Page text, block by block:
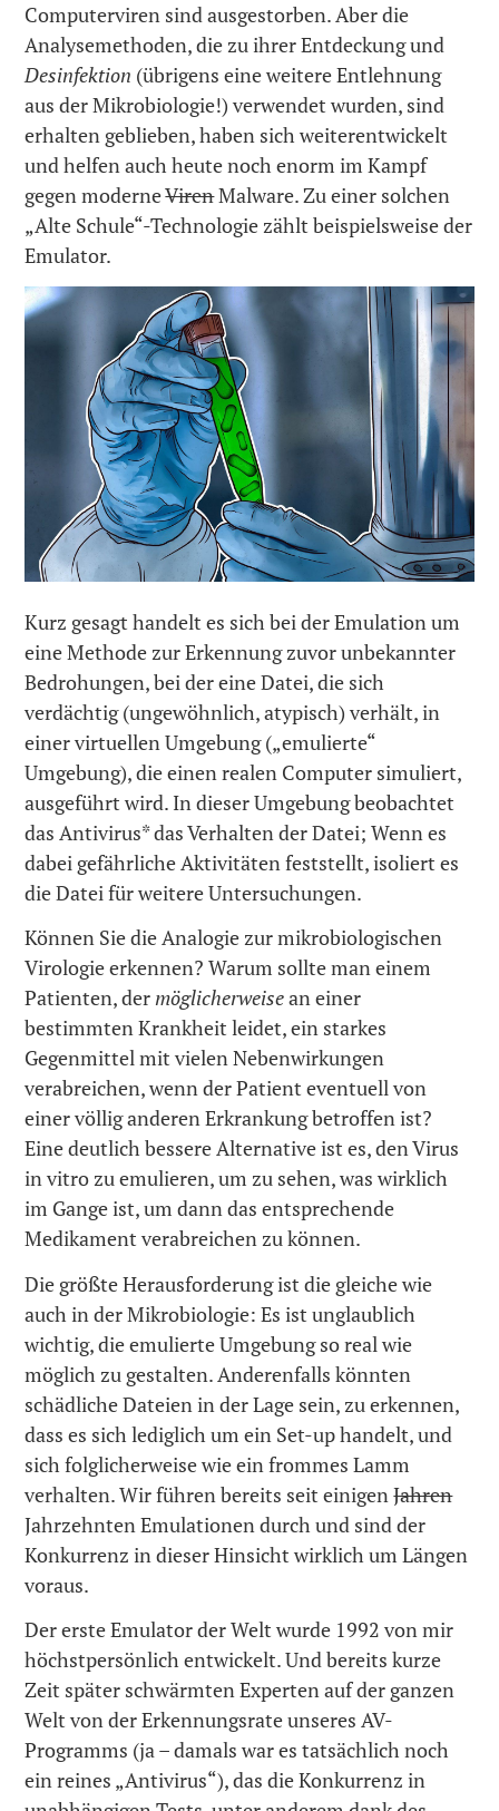
Computerviren sind ausgestorben. Aber die
Analysemethoden, die zu ihrer Entdeckung und
Desinfektion (übrigens eine weitere Entlehnung
aus der Mikrobiologie!) verwendet wurden, sind
erhalten geblieben, haben sich weiterentwickelt
und helfen auch heute noch enorm im Kampf
gegen moderneVirenMalware. Zu einer solchen
„Alte Schule“-Technologie zählt beispielsweise der
Emulator.
Kurz gesagt handelt es sich bei der Emulation um
eine Methode zur Erkennung zuvor unbekannter
Bedrohungen, bei der eine Datei, die sich
verdächtig (ungewöhnlich, atypisch) verhält, in
einer virtuellen Umgebung („emulierte“
Umgebung), die einen realen Computer simuliert,
ausgeführt wird. In dieser Umgebung beobachtet
das Antivirus* das Verhalten der Datei; Wenn es
dabei gefährliche Aktivitäten feststellt, isoliert es
die Datei für weitere Untersuchungen.
Können Sie die Analogie zur mikrobiologischen
Virologie erkennen? Warum sollte man einem
Patienten, dermöglicherweisean einer
bestimmten Krankheit leidet, ein starkes
Gegenmittel mit vielen Nebenwirkungen
verabreichen, wenn der Patient eventuell von
einer völlig anderen Erkrankung betroffen ist?
Eine deutlich bessere Alternative ist es, den Virus
in vitro zu emulieren, um zu sehen, was wirklich
im Gange ist, um dann das entsprechende
Medikament verabreichen zu können.
Die größte Herausforderung ist die gleiche wie
auch in der Mikrobiologie: Es ist unglaublich
wichtig, die emulierte Umgebung so real wie
möglich zu gestalten. Anderenfalls könnten
schädliche Dateien in der Lage sein, zu erkennen,
dass es sich lediglich um ein Set-up handelt, und
sich folglicherweise wie ein frommes Lamm
verhalten. Wir führen bereits seit einigenJahren
Jahrzehnten Emulationen durch und sind der
Konkurrenz in dieser Hinsicht wirklich um Längen
voraus.
Der erste Emulator der Welt wurde 1992 von mir
höchstpersönlich entwickelt. Und bereits kurze
Zeit später schwärmten Experten auf der ganzen
Welt von der Erkennungsrate unseres AV-
Programms (ja – damals war es tatsächlich noch
ein reines „Antivirus“), das die Konkurrenz in